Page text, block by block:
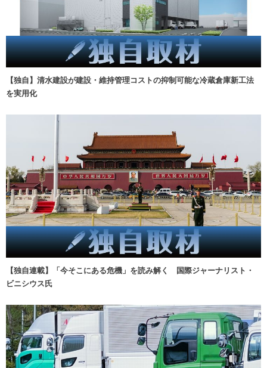
【独自】清水建設が建設・維持管理コストの抑制可能な冷蔵倉庫新工法
を実用化
【独自連載】「今そこにある危機」を読み解く 国際ジャーナリスト・
ビニシウス氏